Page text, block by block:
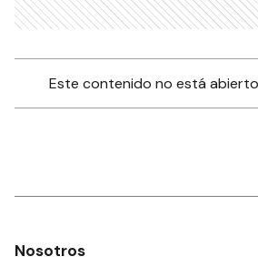
Este contenido no está
Nosotros